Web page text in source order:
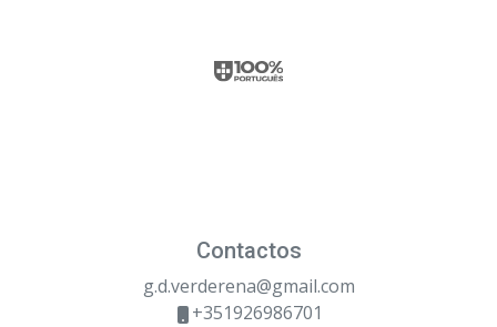
Contactos
g.d.verderena@gmail.com
+351926986701